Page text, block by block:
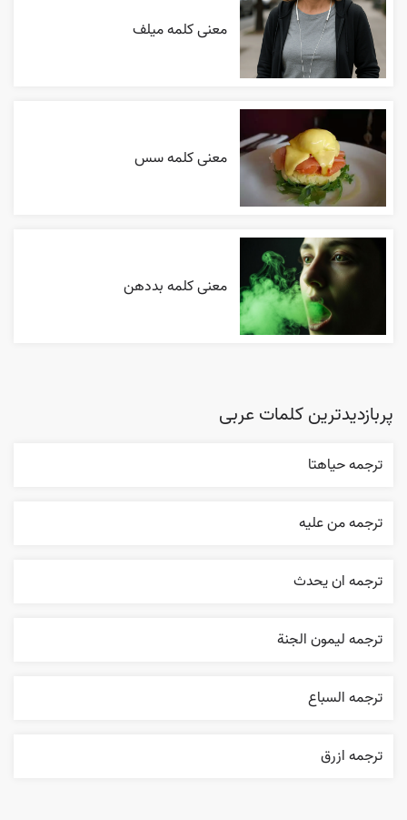
معنی کلمه میلف
معنی کلمه سس
معنی کلمه بددهن
پربازدیدترین کلمات عربی
ترجمه حياهتا
ترجمه من عليه
ترجمه ان يحدث
ترجمه ليمون الجنة
ترجمه السباع
ترجمه ازرق